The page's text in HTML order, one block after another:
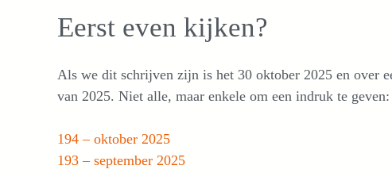
Eerst even kijken?
Als we dit schrijven zijn is het 30 oktober 2025 en over
van 2025. Niet alle, maar enkele om een indruk te geven:
194 – oktober 2025
193 – september 2025